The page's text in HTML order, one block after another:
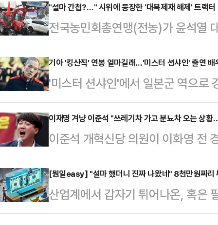
(현지 시각) 홍콩 사우스차이나모
선수권 대회에 중국 체조대표팀 자
승한 전적이 있는 우 리우팡(30)
다.그는 2012년 올림픽 선발전에
전할 수 없게 됐다. 이후 갑작스럽
후 우는 2…
"설마 간첩?…" 시위에 등장한 '대북제재 해제' 트랙터
전국농민회총연맹(전농)가 윤석열
가운데 일부 트랙터에 '대북제재 해
후에 의문이 제기되고 있다.23일
투쟁단' 트랙터 30여대와 화물차
들어오려다 서초구 남태령 고개 인
은 교통 불편을 이유로 행렬을 가로
향이 통제되며 극심한 차량 정체가
어 올리려고 한…
기아 '킹산직' 연봉 얼마길래…'미스터 션샤인' 출연 배
'미스터 션샤인'에서 일본군 역으로
생산직 채용에 지원했던 사실이 뒤
스타그램에 "탈락. 메리 크리스마
시지를 캡처한 사진을 올렸다.메시
하지 못하지만 기아의 다른 공고를
다'라는 내용이 적혀있었다.이정현
용'에 응시했다가 서류 전형에서 탈
재채용 홈페이지를 통…
이재명 겨냥 이준석 "쓰레기차 가고 분뇨차 오는 상
이준석 개혁신당 의원이 이화영 전
대선을 함께 언급하며 이재명 더불
분뇨차 오는 상황이라고 비유할까
의 페이스북에 "최근 나온 이화영
선의 의미와 관해 많은 시사점을 안
[뭔일easy] "설마 했더니 진짜 나왔네" 8천만원짜리
산업계에서 갑자기 튀어나온, 혹은
펴봅니다. 특정 산업 분야의 직‧간